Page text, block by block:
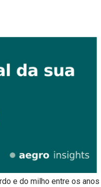
e do milho entre os anos